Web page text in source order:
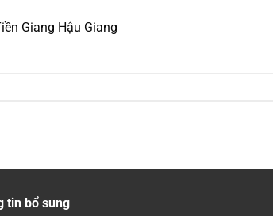
Giang Hậu Giang
tin bổ sung